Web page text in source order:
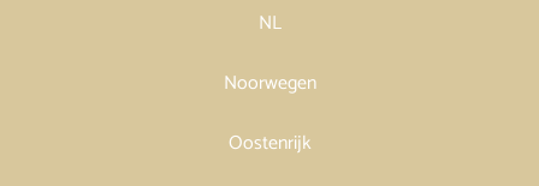
NL
Noorwegen
Oostenrijk